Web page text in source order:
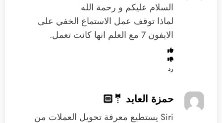
السلام عليكم و رحمة الله
لماذا توقف عمل الاستماع الخفي على
الايفون 7 مع العلم انها كانت تعمل.
رد
حمزة العابد 🤵🏻
‏Siri يستطيع معرفة تحويل العملات من